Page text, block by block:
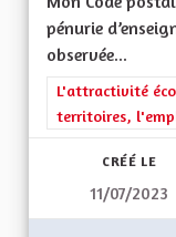
pénurie
observée...
Filtrer les
L'attractivité
territoires,
CRÉÉ LE
11/07/2023